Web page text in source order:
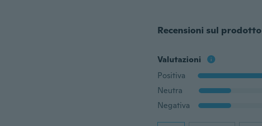
Recensioni sul prodotto
Valutazioni
Positiva
Neutra
Negativa